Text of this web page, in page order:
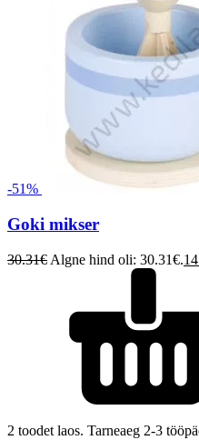
-51%
Goki mikser
30.31€ Algne hind oli: 30.31€.
2 toodet laos. Tarneaeg 2-3